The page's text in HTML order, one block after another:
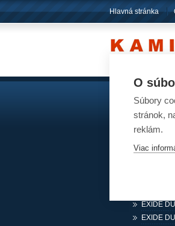
Hlavná stránka
Akumulátory
Pre osobné
Pre
EXIDE
EXIDE
O
Súbory
stránok,
reklám.
Viac